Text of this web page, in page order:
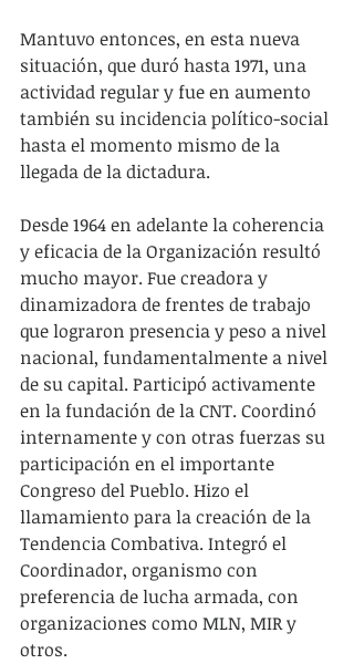
Mantuvo entonces, en esta nueva
situación, que duró hasta 1971, una
actividad regular y fue en aumento
también su incidencia político-social
hasta el momento mismo de la
llegada de la dictadura.
Desde 1964 en adelante la coherencia
y eficacia de la Organización resultó
mucho mayor. Fue creadora y
dinamizadora de frentes de trabajo
que lograron presencia y peso a nivel
nacional, fundamentalmente a nivel
de su capital. Participó activamente
en la fundación de la CNT. Coordinó
internamente y con otras fuerzas su
participación en el importante
Congreso del Pueblo. Hizo el
llamamiento para la creación de la
Tendencia Combativa. Integró el
Coordinador, organismo con
preferencia de lucha armada, con
organizaciones como MLN, MIR y
otros.